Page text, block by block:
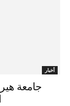
أخبار
جامعة